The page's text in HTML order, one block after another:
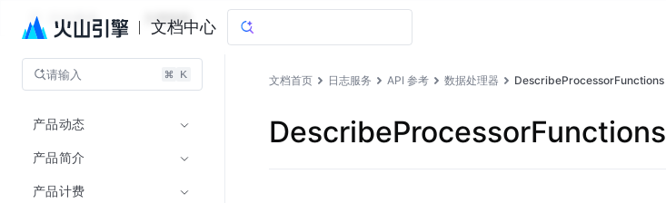
文档中心
日志服务 文档指南
请输入
产品动态
产品简介
产品计费
文档首页 日志服务 API 参考 数据处理器 DescribeProcessorFunctions
DescribeProcessorFunctions